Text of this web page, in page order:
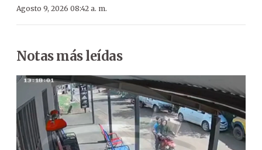
Agosto 9, 2026 08:42 a. m.
Notas más leídas